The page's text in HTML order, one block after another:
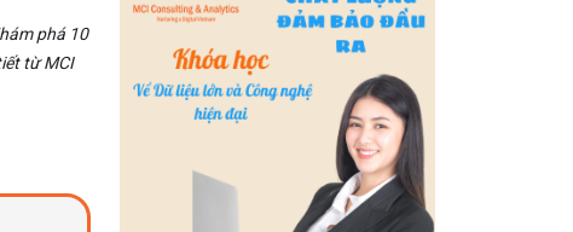
phá 10
từ MCI